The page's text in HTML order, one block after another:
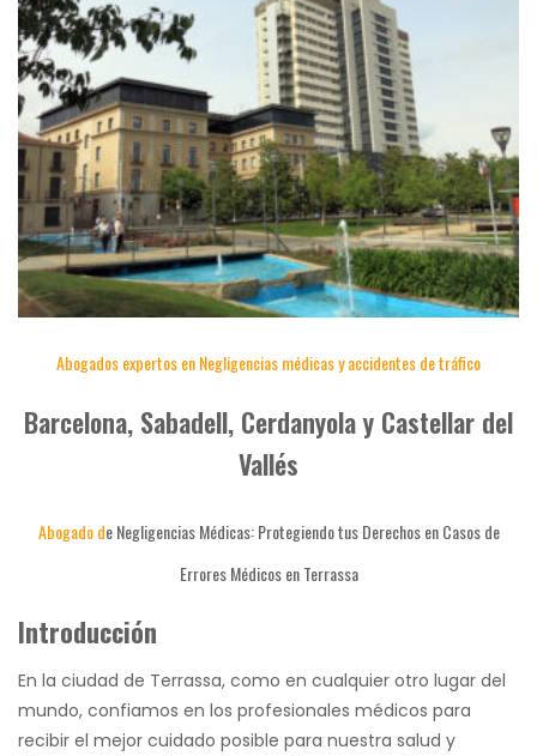
Abogados expertos en Negligencias médicas y accidentes de tráfico
Barcelona, Sabadell, Cerdanyola y Castellar del
Vallés
Abogado de Negligencias Médicas: Protegiendo tus Derechos en Casos de
Errores Médicos en Terrassa
Introducción
En la ciudad de Terrassa, como en cualquier otro lugar del
mundo, confiamos en los profesionales médicos para
recibir el mejor cuidado posible para nuestra salud y